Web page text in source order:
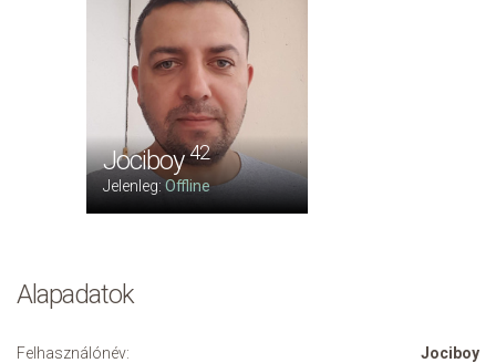
Jociboy42
Jelenleg: Offline
Alapadatok
Felhasználónév: Jociboy